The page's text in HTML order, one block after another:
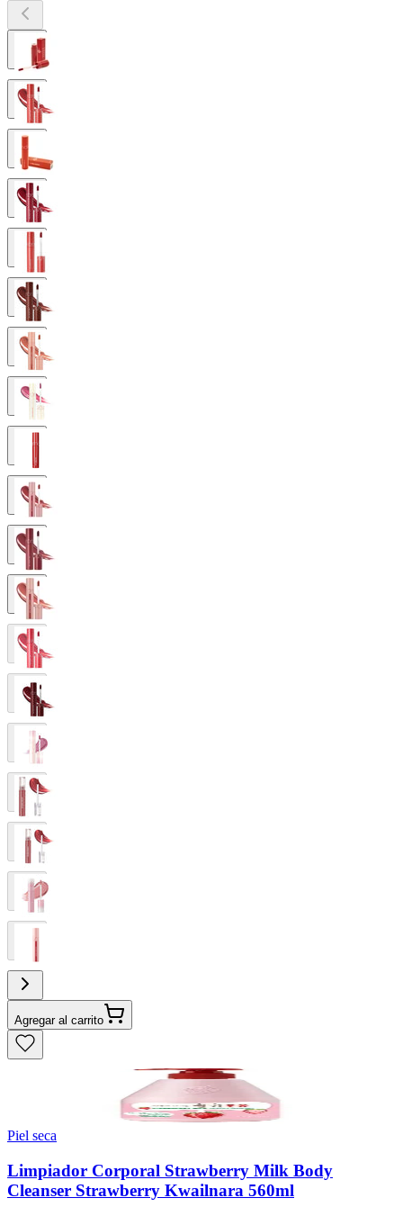
Agregar al carrito
Piel seca
Limpiador Corporal Strawberry Milk Body
Cleanser Strawberry Kwailnara 560ml